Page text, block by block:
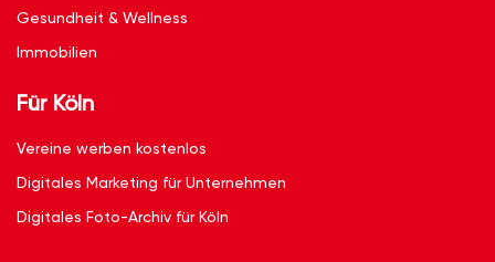
Gesundheit & Wellness
Immobilien
Für Köln
Vereine werben kostenlos
Digitales Marketing für Unternehmen
Digitales Foto-Archiv für Köln